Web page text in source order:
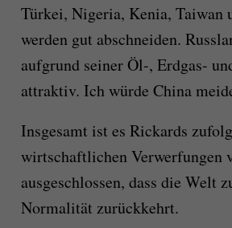
Türkei, Nigeria, Kenia, Taiwan
werden gut abschneiden.
aufgrund seiner Öl-, Erdgas-
attraktiv. Ich würde China
Insgesamt ist es Rickards
wirtschaftlichen Verwerfungen
ausgeschlossen, dass die Welt
Normalität zurückkehrt.